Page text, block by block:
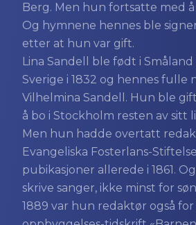
Berg. Men hun fortsatte med å
Og hymnene hennes ble
etter at hun var gift.
Lina Sandell ble født i
Sverige i 1832 og hennes fulle
Vilhelmina Sandell. Hun ble
å bo i Stockholm resten av sitt
Men hun hadde overtatt
Evangeliska Fosterlans-
pubikasjoner allerede i 1861.
skrive sanger, ikke minst for
1889 var hun redaktør også for